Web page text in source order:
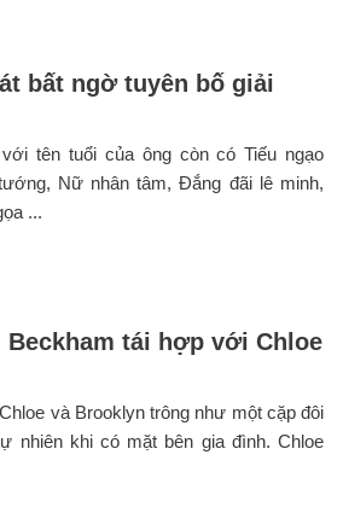
bất ngờ tuyên bố giải
tên tuổi của ông còn có Tiếu ngạo
Nữ nhân tâm, Đắng đãi lê minh,
...
tái hợp với Chloe
và Brooklyn trông như một cặp đôi
nhiên khi có mặt bên gia đình. Chloe